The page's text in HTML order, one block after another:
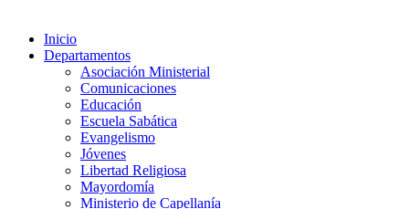
Inicio
Departamentos
Asociación Ministerial
Comunicaciones
Educación
Escuela Sabática
Evangelismo
Jóvenes
Libertad Religiosa
Mayordomía
Ministerio de Capellanía